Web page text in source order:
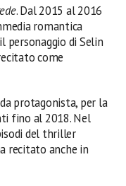
. Dal 2015 al 2016
romantica
di Selin
come
protagonista, per la
fino al 2018. Nel
del thriller
recitato anche in